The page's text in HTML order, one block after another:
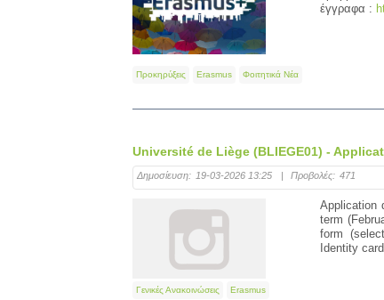
έγγραφα :
Προκηρύξεις Erasmus Φοιτητικά Νέα
Université de Liège (BLIEGE01) -
Δημοσίευση: 19-03-2026 13:25 | Προβολές: 471
Application
term
form
Identity
Γενικές Ανακοινώσεις Erasmus